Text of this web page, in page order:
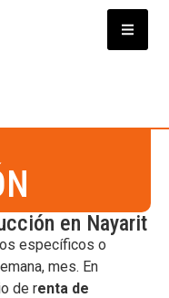
en Nayarit
específicos o
mes. En
de renta de